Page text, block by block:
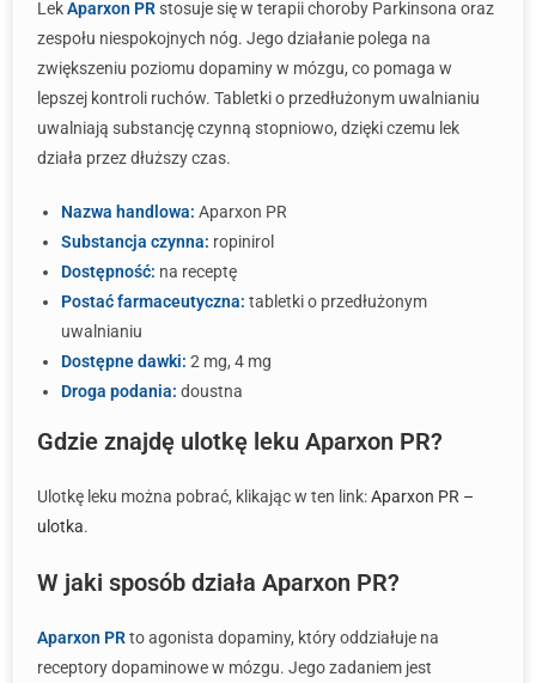
LekAparxon PRstosuje się w terapii choroby Parkinsona oraz
zespołu niespokojnych nóg. Jego działanie polega na
zwiększeniu poziomu dopaminy w mózgu, co pomaga w
lepszej kontroli ruchów. Tabletki o przedłużonym uwalnianiu
uwalniają substancję czynną stopniowo, dzięki czemu lek
działa przez dłuższy czas.
Nazwa handlowa: Aparxon PR
Substancja czynna: ropinirol
Dostępność: na receptę
Postać farmaceutyczna: tabletki o przedłużonym
uwalnianiu
Dostępne dawki: 2 mg, 4 mg
Droga podania: doustna
Gdzie znajdę ulotkę leku Aparxon PR?
Ulotkę leku można pobrać, klikając w ten link:Aparxon PR –
ulotka.
W jaki sposób działa Aparxon PR?
Aparxon PRto agonista dopaminy, który oddziałuje na
receptory dopaminowe w mózgu. Jego zadaniem jest